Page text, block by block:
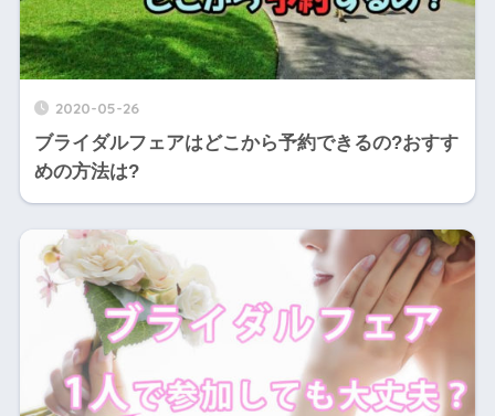
2020-05-26
ブライダルフェアはどこから予約できるの?おすす
めの方法は?